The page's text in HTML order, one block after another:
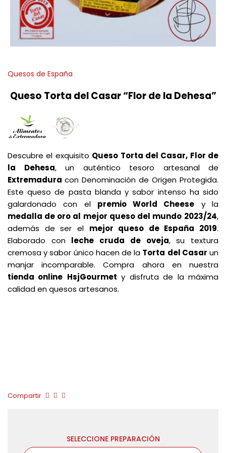
Quesos de España
Queso Torta del Casar “Flor de la Dehesa”
Descubre el exquisito Queso Torta del Casar, Flor de
la Dehesa, un auténtico tesoro artesanal de
Extremadura con Denominación de Origen Protegida.
Este queso de pasta blanda y sabor intenso ha sido
galardonado con el premio World Cheese y la
medalla de oro al mejor queso del mundo 2023/24,
además de ser el mejor queso de España 2019.
Elaborado con leche cruda de oveja, su textura
cremosa y sabor único hacen de la Torta del Casar un
manjar incomparable. Compra ahora en nuestra
tienda online HsjGourmet y disfruta de la máxima
calidad en quesos artesanos.
Compartir
SELECCIONE PREPARACIÓN